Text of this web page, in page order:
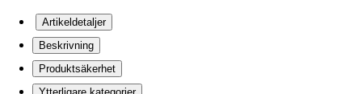
Artikeldetaljer
Beskrivning
Produktsäkerhet